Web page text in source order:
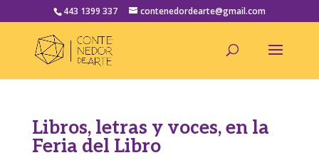
443 1399 337 contenedordearte@gmail.com
Libros, letras y voces, en la
Feria del Libro